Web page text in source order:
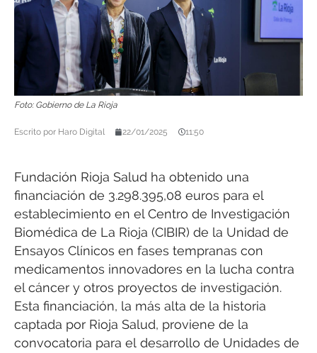
Foto: Gobierno de La Rioja
Escrito por Haro Digital 22/01/2025 11:50
Fundación Rioja Salud ha obtenido una
financiación de 3.298.395,08 euros para el
establecimiento en el Centro de Investigación
Biomédica de La Rioja (CIBIR) de la Unidad de
Ensayos Clínicos en fases tempranas con
medicamentos innovadores en la lucha contra
el cáncer y otros proyectos de investigación.
Esta financiación, la más alta de la historia
captada por Rioja Salud, proviene de la
convocatoria para el desarrollo de Unidades de